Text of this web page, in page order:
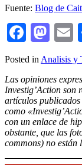
Fuente: Blog de
Posted in Analisis y
Las opiniones
Investig’Action son
artículos publicados
como
con un enlace de
obstante, que las
commons) no están